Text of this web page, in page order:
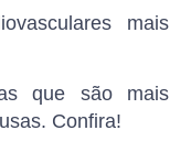
mais
que são mais
Confira!